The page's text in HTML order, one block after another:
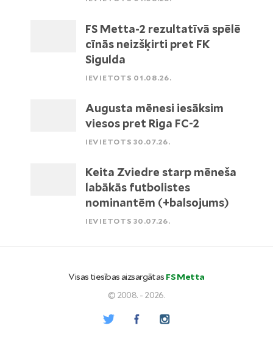
FS Metta-2 rezultatīvā spēlē
cīnās neizšķirti pret FK
Sigulda
IEVIETOTS 01.08.26.
Augusta mēnesi iesāksim
viesos pret Riga FC-2
IEVIETOTS 30.07.26.
Keita Zviedre starp mēneša
labākās futbolistes
nominantēm (+balsojums)
IEVIETOTS 30.07.26.
Visas tiesības aizsargātas FS Metta
© 2008. - 2026.